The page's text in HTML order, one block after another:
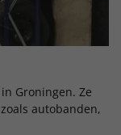
Groningen. Ze
autobanden,